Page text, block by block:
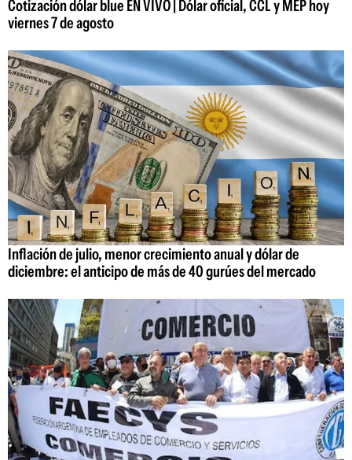
Cotización dólar blue EN VIVO | Dólar oficial, CCL y MEP hoy
viernes 7 de agosto
Inflación de julio, menor crecimiento anual y dólar de
diciembre: el anticipo de más de 40 gurúes del mercado